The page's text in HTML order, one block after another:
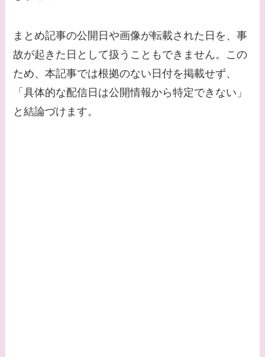
てる？
【画像】松田賢二と辺
見えみりの離婚理由は
なに？子供は現在何し
まとめ記事の公開日や画像が転載された日を、事
故が起きた日として扱うこともできません。この
ため、本記事では根拠のない日付を掲載せず、
「具体的な配信日は公開情報から特定できない」
と結論づけます。